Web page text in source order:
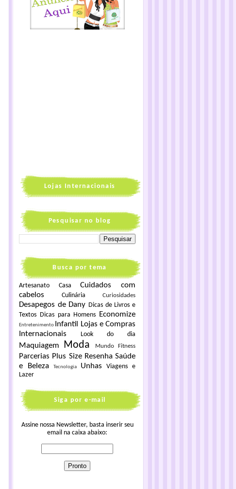
Lojas Internacionais
Pesquisar no blog
Busca por tema
Artesanato Casa
Cuidados com
cabelos
Culinária Curiosidades
Desapegos de Dany Dicas de Livros e
Textos Dicas para Homens Economize
Entretenimento Infantil
Lojas e Compras
Internacionais
Look do dia
Maquiagem Moda Mundo Fitness
Parcerias Plus Size Resenha Saúde
e Beleza
Tecnologia Unhas
Viagens e
Lazer
Siga por e-mail
Assine nossa Newsletter, basta inserir seu
email na caixa abaixo: